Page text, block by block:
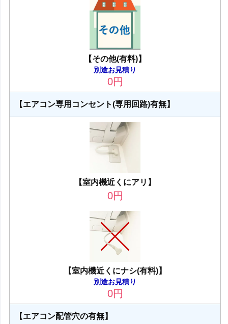
【その他(有料)】
別途お見積り
0円
【エアコン専用コンセント(専用回路)有無】
【室内機近くにアリ】
0円
【室内機近くにナシ(有料)】
別途お見積り
0円
【エアコン配管穴の有無】